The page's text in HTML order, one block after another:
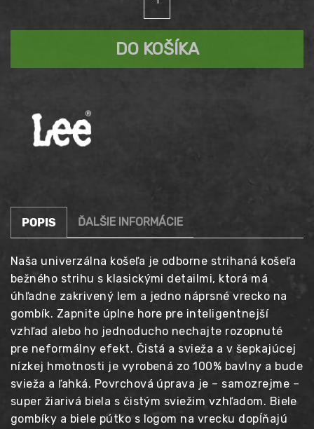
Košeľa
All
DO KOŠÍKA
POPIS ĎALŠIE INFORMÁCIE
Naša univerzálna košeľa je odborne strihaná košeľa
bežného strihu s klasickými detailmi, ktorá má
úhľadne zakrivený lem a jedno náprsné vrecko na
gombík. Zapnite úplne hore pre inteligentnejší
vzhľad alebo ho jednoducho nechajte rozopnuté
pre neformálny efekt. Čistá a svieža a v šepkajúcej
nízkej hmotnosti je vyrobená zo 100% bavlny a bude
svieža a ľahká. Povrchová úprava je – samozrejme –
super žiarivá biela s čistým sviežim vzhľadom. Biele
gombíky a biele pútko s logom na vrecku dopĺňajú